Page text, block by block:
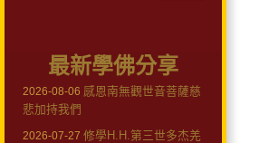
最新學佛分享
2026-08-06 感恩南無觀世音菩薩慈
悲加持我們
2026-07-27 修學H.H.第三世多杰羌